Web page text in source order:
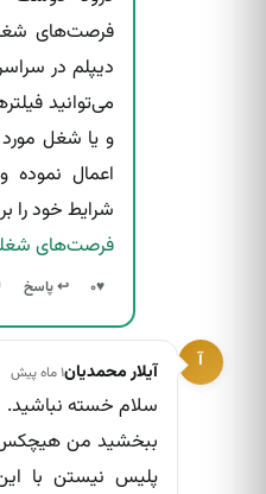
فرصت‌های
دیپلم در
می‌توانید
و یا شغل
اعمال
شرایط خود را
فرصت‌های
♥۰ ↩ پاسخ
آ آیلار محمدیان۱ ماه پیش
سلام خسته نباشید.
ببخشید من هیچکس
پلیس نیستن با